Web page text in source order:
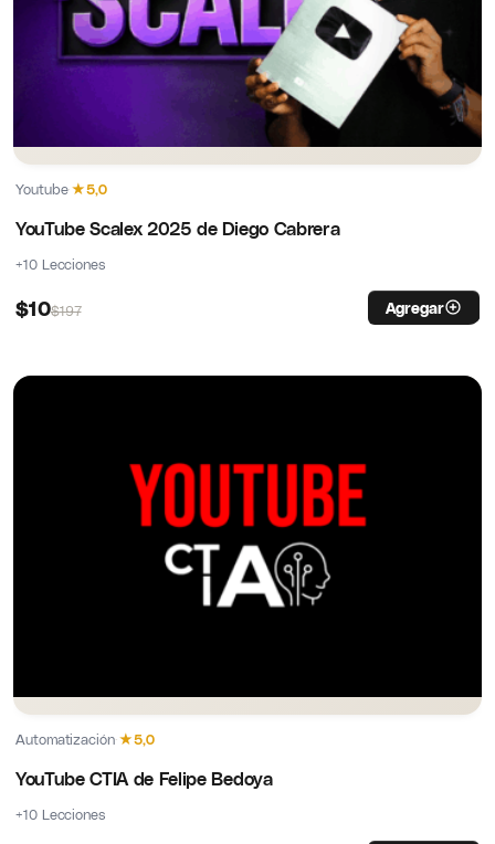
Youtube·★5,0
YouTube Scalex 2025 de Diego Cabrera
+10 Lecciones
$10$197 Agregar
Automatización·★5,0
YouTube CTIA de Felipe Bedoya
+10 Lecciones